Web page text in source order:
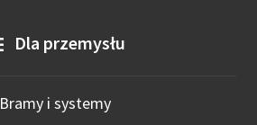
Dla przemysłu
Bramy i systemy